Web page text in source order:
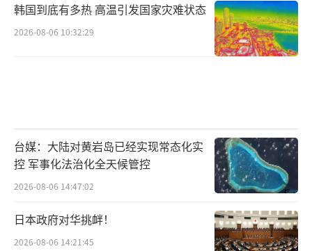
韩国到底有多热 高温引发国家灾难状态
2026-08-06 10:32:29
台媒：大陆对黄岩岛已经实现常态化实
控 军事化法治化全天候管控
2026-08-06 14:47:02
日本政府对华挑衅！
2026-08-06 14:21:45